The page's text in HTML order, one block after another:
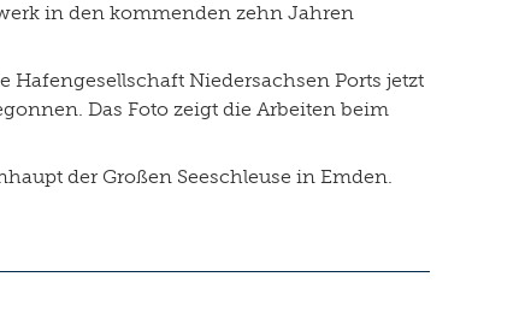
in den kommenden zehn Jahren
Niedersachsen Ports jetzt
Das Foto zeigt die Arbeiten beim
der Großen Seeschleuse in Emden.